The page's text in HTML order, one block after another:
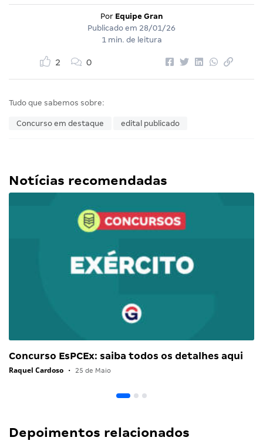
Por Equipe Gran
Publicado em 28/01/26
1 min. de leitura
2 0
Tudo que sabemos sobre:
Concurso em destaque edital publicado
Notícias recomendadas
Concurso EsPCEx: saiba todos os detalhes aqui
Raquel Cardoso • 25 de Maio
Depoimentos relacionados